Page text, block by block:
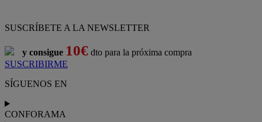
SUSCRÍBETE A LA NEWSLETTER
y consigue 10€ dto para la próxima compra
SUSCRIBIRME
SÍGUENOS EN
CONFORAMA